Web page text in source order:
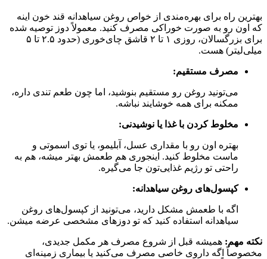
بهترین راه برای بهره‌مندی از خواص روغن سیاهدانه قند خون اینه
که اون رو به صورت خوراکی مصرف کنید. معمولاً دوز توصیه شده
برای بزرگسالان، روزی ۱ تا ۲ قاشق چای‌خوری (حدود ۲.۵ تا ۵
میلی‌لیتر) هست.
مصرف مستقیم:
می‌تونید روغن رو مستقیم بنوشید، اما چون طعم تندی داره،
ممکنه برای همه خوشایند نباشه.
مخلوط کردن با غذا یا نوشیدنی:
بهتره اون رو با مقداری عسل، آبلیمو، یا توی اسموتی و
ماست مخلوط کنید. اینجوری هم طعمش بهتر میشه، هم به
راحتی تو رژیم غذایی‌تون جا می‌گیره.
کپسول‌های روغن سیاهدانه:
اگه با طعمش مشکل دارید، می‌تونید از کپسول‌های روغن
سیاهدانه استفاده کنید که تو دوزهای مشخصی عرضه میشن.
نکته مهم: همیشه قبل از شروع مصرف هر مکمل جدیدی،
مخصوصاً اگه داروی خاصی مصرف می‌کنید یا بیماری زمینه‌ای